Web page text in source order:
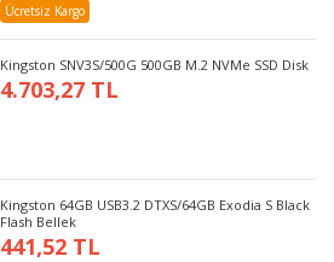
Ücretsiz Kargo
Kingston SNV3S/500G 500GB M.2 NVMe SSD Disk
4.703,27 TL
Kingston 64GB USB3.2 DTXS/64GB Exodia S Black
Flash Bellek
441,52 TL